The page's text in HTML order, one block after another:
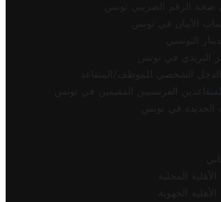
صحة الرقم الضريبي تونس
الآيبان في تونس
التونسي
البريدي في تونس
الشخصي للموظف/المتقاعد
الفرنسيين المقيمين في تونس
الجديدة في تونس
المحلية
الجهوية